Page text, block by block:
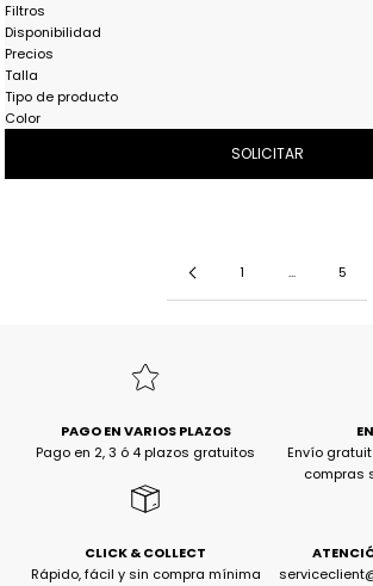
Filtros
Disponibilidad
Precios
Talla
Tipo de producto
Color
SOLICITAR
1 ... 5
PAGO EN VARIOS PLAZOS
Pago en 2, 3 ó 4 plazos gratuitos
Envío
compras
CLICK & COLLECT
Rápido, fácil y sin compra mínima